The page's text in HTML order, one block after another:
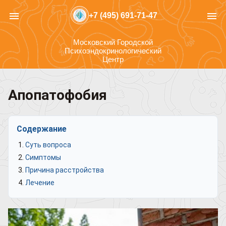
menu +7 (495) 691-71-47 menu
Московский Городской
Психоэндокринологический
Центр
Апопатофобия
Содержание
Суть вопроса
Симптомы
Причина расстройства
Лечение